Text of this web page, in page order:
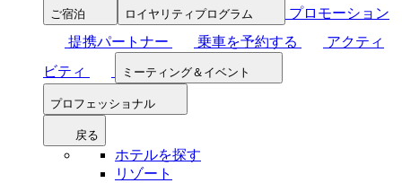
ご宿泊 ロイヤリティプログラム
プロモーション
提携パートナー
乗車を予約する
アクティ
ビティ
ミーティング＆イベント
プロフェッショナル
戻る
ホテルを探す
リゾート